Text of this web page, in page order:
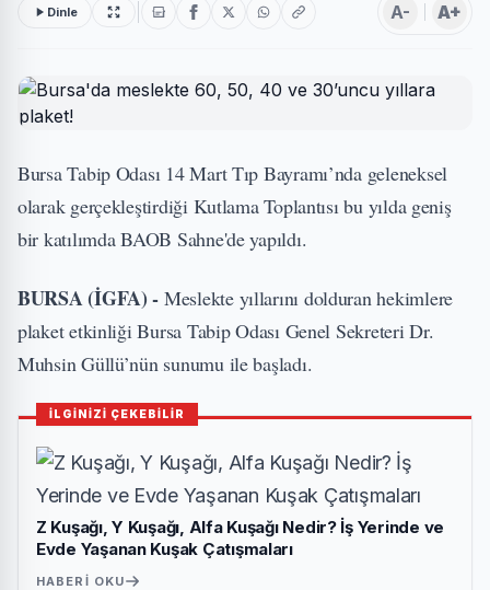
Dinle A- A+
Bursa Tabip Odası 14 Mart Tıp Bayramı’nda geleneksel
olarak gerçekleştirdiği Kutlama Toplantısı bu yılda geniş
bir katılımda BAOB Sahne'de yapıldı.
BURSA (İGFA) - Meslekte yıllarını dolduran hekimlere
plaket etkinliği Bursa Tabip Odası Genel Sekreteri Dr.
Muhsin Güllü’nün sunumu ile başladı.
İLGİNİZİ ÇEKEBİLİR
Z Kuşağı, Y Kuşağı, Alfa Kuşağı Nedir? İş Yerinde ve
Evde Yaşanan Kuşak Çatışmaları
HABERI OKU